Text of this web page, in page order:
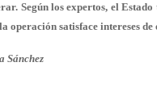
Según los expertos, el
operación satisface intereses de
Sánchez